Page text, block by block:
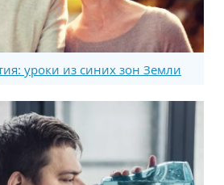
уроки из синих зон Земли